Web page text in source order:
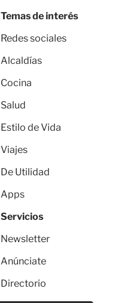
Temas de interés
Redes sociales
Alcaldías
Cocina
Salud
Estilo de Vida
Viajes
De Utilidad
Apps
Servicios
Newsletter
Anúnciate
Directorio